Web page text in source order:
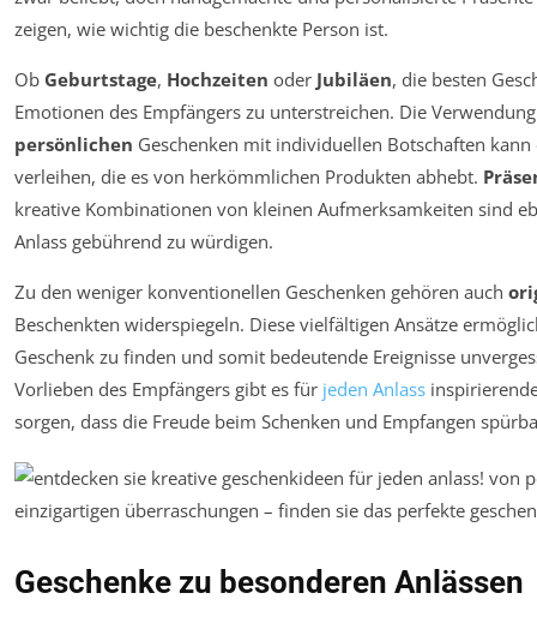
zeigen, wie wichtig die beschenkte Person ist.
Ob Geburtstage, Hochzeiten oder Jubiläen, die besten
Emotionen des Empfängers zu unterstreichen. Die
persönlichen Geschenken mit individuellen Botschaften
verleihen, die es von herkömmlichen Produkten abhebt.
kreative Kombinationen von kleinen Aufmerksamkeiten sind
Anlass gebührend zu würdigen.
Zu den weniger konventionellen Geschenken gehören auch
Beschenkten widerspiegeln. Diese vielfältigen Ansätze
Geschenk zu finden und somit bedeutende Ereignisse
Vorlieben des Empfängers gibt es für jeden Anlass
sorgen, dass die Freude beim Schenken und Empfangen
Geschenke zu besonderen Anlässen